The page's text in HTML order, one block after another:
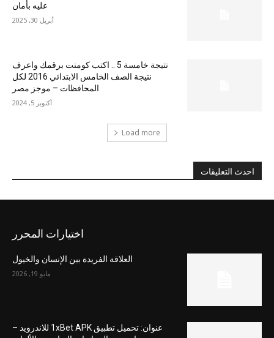
عليه بأمان
أبريل 30, 2025
نتيجة خامسة 5 .. اكتب كومنت برقمك واعرف
نتيجة الصف الخامس الابتدائي 2016 لكل
المحافظات – موجز مصر
أكتوبر 5, 2024
Load more
احدث التعليقات
اختيارات المحرر
العلاقة الفريدة بين الإنسان والخيول
مايو 19, 2026
عنوان: تحميل تطبيق 1xBet APK للاندرويد –